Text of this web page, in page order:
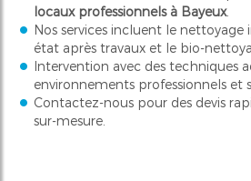
locaux professionnels à Bayeux.
Nos services incluent le nettoyage
état après travaux et le bio-
Intervention avec des techniques
environnements professionnels et
Contactez-nous pour des devis
sur-mesure.